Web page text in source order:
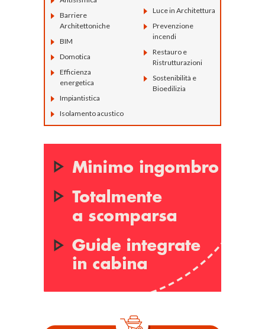
Barriere
Architettoniche
BIM
Domotica
Efficienza
energetica
Impiantistica
Isolamento acustico
Luce in Architettura
Prevenzione
incendi
Restauro e
Ristrutturazioni
Sostenibilità e
Bioedilizia